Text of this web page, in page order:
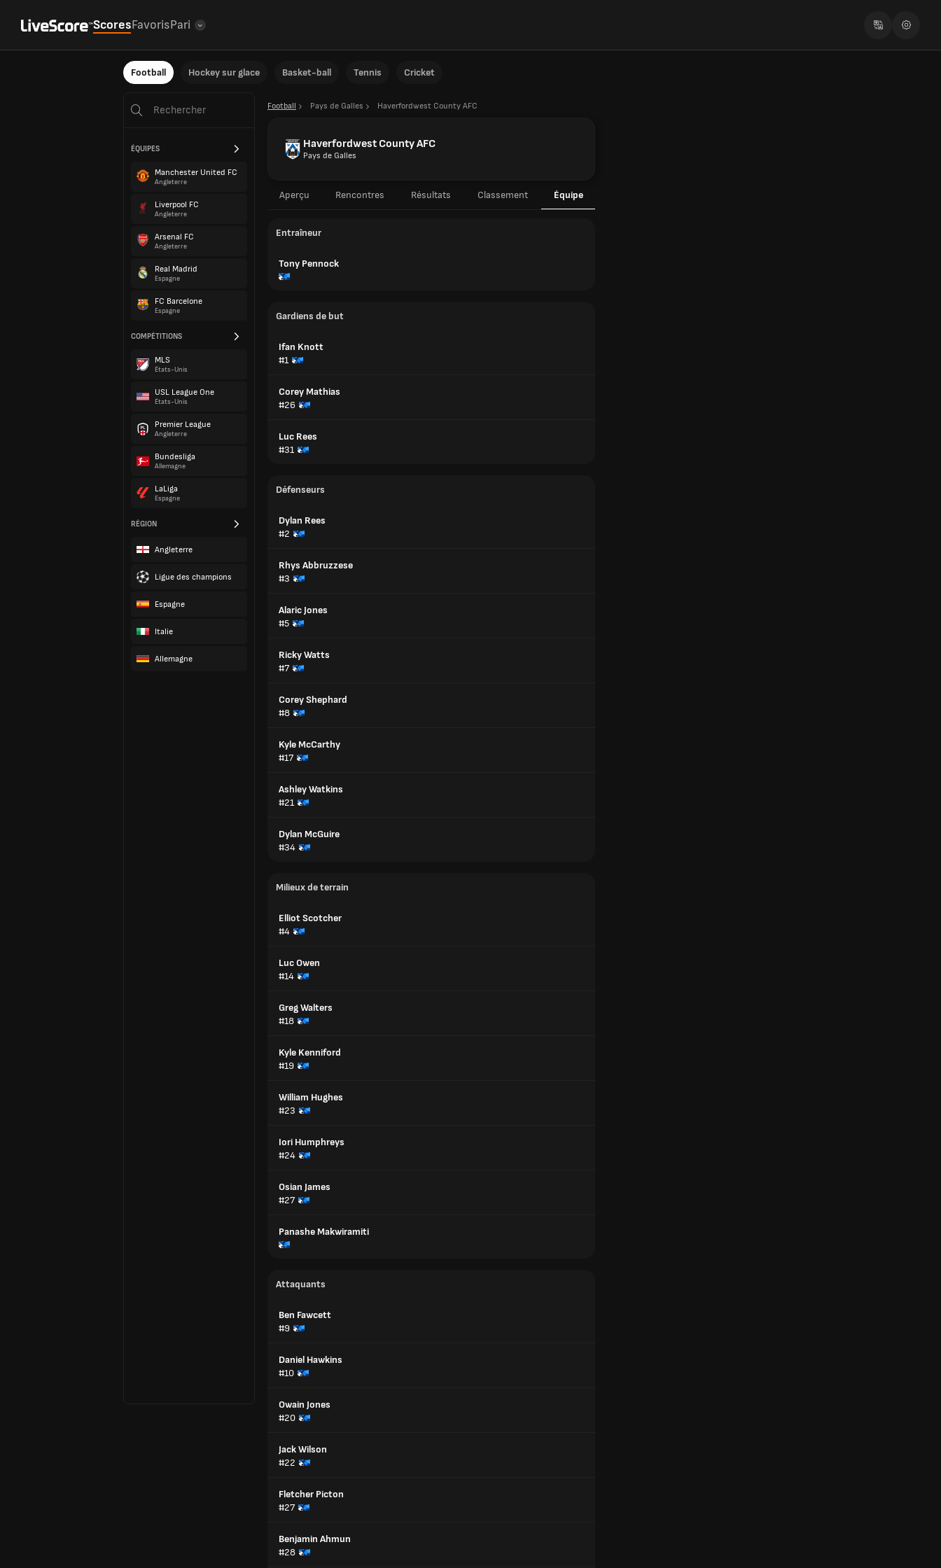
ScoresFavorisPari
Football Hockey sur glace Basket-ball Tennis Cricket
ÉQUIPES
Manchester United FC
Angleterre
Liverpool FC
Angleterre
Arsenal FC
Angleterre
Real Madrid
Espagne
FC Barcelone
Espagne
COMPÉTITIONS
MLS
États-Unis
USL League One
États-Unis
Premier League
Angleterre
Bundesliga
Allemagne
LaLiga
Espagne
RÉGION
Angleterre
Ligue des champions
Espagne
Italie
Allemagne
Football Pays de Galles Haverfordwest County AFC
Haverfordwest County AFC
Pays de Galles
Aperçu Rencontres Résultats Classement Équipe
Entraîneur
Tony Pennock
Gardiens de but
Ifan Knott
#1
Corey Mathias
#26
Luc Rees
#31
Défenseurs
Dylan Rees
#2
Rhys Abbruzzese
#3
Alaric Jones
#5
Ricky Watts
#7
Corey Shephard
#8
Kyle McCarthy
#17
Ashley Watkins
#21
Dylan McGuire
#34
Milieux de terrain
Elliot Scotcher
#4
Luc Owen
#14
Greg Walters
#18
Kyle Kenniford
#19
William Hughes
#23
Iori Humphreys
#24
Osian James
#27
Panashe Makwiramiti
Attaquants
Ben Fawcett
#9
Daniel Hawkins
#10
Owain Jones
#20
Jack Wilson
#22
Fletcher Picton
#27
Benjamin Ahmun
#28